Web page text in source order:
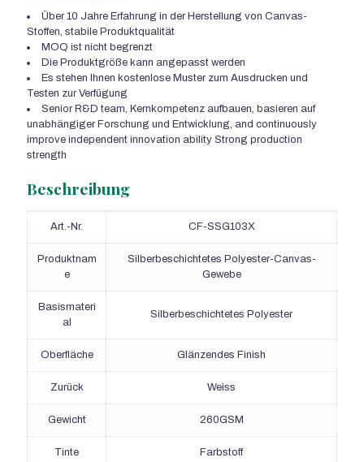
Über 10 Jahre Erfahrung in der Herstellung von Canvas-
Stoffen, stabile Produktqualität
MOQ ist nicht begrenzt
Die Produktgröße kann angepasst werden
Es stehen Ihnen kostenlose Muster zum Ausdrucken und
Testen zur Verfügung
Senior R&D team, Kernkompetenz aufbauen, basieren auf
unabhängiger Forschung und Entwicklung, and continuously
improve independent innovation ability Strong production
strength
Beschreibung
Art.-Nr. CF-SSG103X
Produktnam
e
Silberbeschichtetes Polyester-Canvas-
Gewebe
Basismateri
al
Silberbeschichtetes Polyester
Oberfläche Glänzendes Finish
Zurück Weiss
Gewicht 260GSM
Tinte Farbstoff